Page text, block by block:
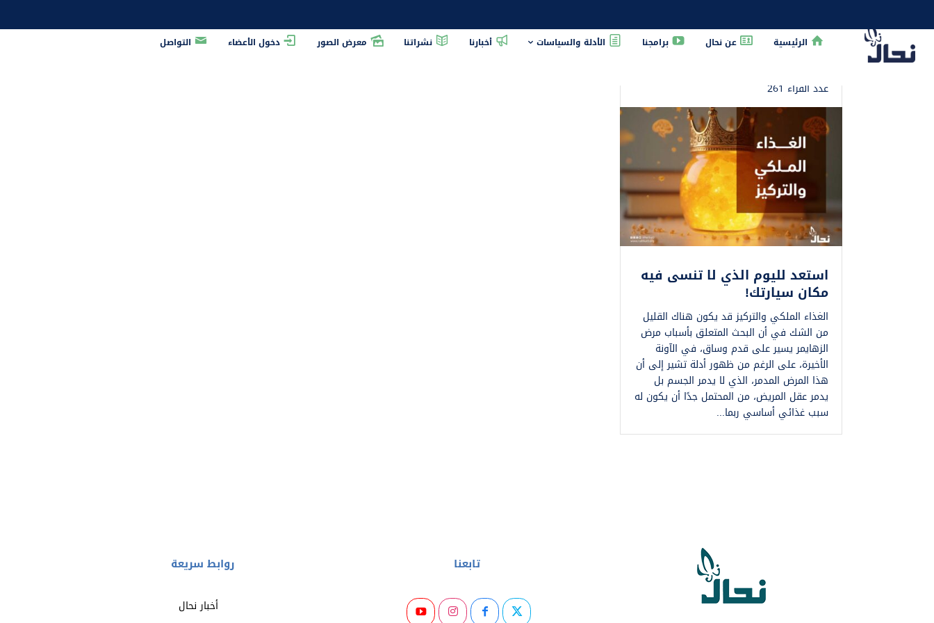
الرئيسية عن نحال برامجنا الأدلة والسياسات أخبارنا نشراتنا معرض الصور دخول الأعضاء التواصل الرئيسية »غذاء ملكات النحل
عدد القراء 261
استعد لليوم الذي لا تنسى فيه
مكان سيارتك!
الغذاء الملكي والتركيز قد يكون هناك القليل
من الشك في أن البحث المتعلق بأسباب مرض
الزهايمر يسير على قدم وساق، في الآونة
الأخيرة، على الرغم من ظهور أدلة تشير إلى أن
هذا المرض المدمر، الذي لا يدمر الجسم بل
يدمر عقل المريض، من المحتمل جدًا أن يكون له
سبب غذائي أساسي ربما...
تابعنا روابط سريعة
أخبار نحال